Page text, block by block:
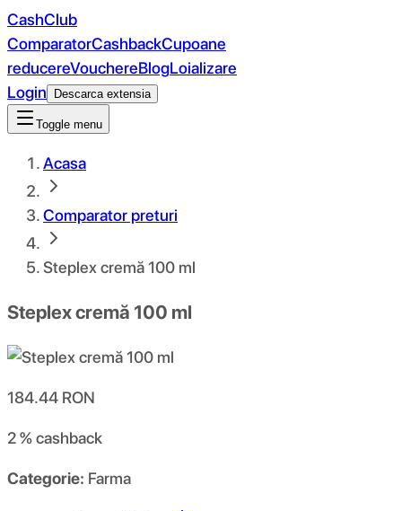
CashClub
ComparatorCashbackCupoane
reducereVouchereBlogLoializare
Login
Descarca extensia
Toggle menu
Acasa
Comparator preturi
Steplex cremă 100 ml
Steplex cremă 100 ml
184.44 RON
2 %cashback
Categorie: Farma